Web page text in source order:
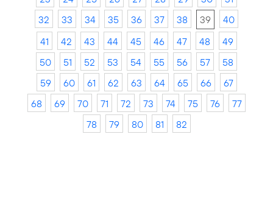
32
33 34 35 36 37 38 39
40
41
42 43 44 45 46 47 48
49
50
51 52 53 54 55 56 57
58
59
60 61 62 63 64 65 66
67
68
69 70 71 72 73 74 75 76
77
78
79 80 81 82